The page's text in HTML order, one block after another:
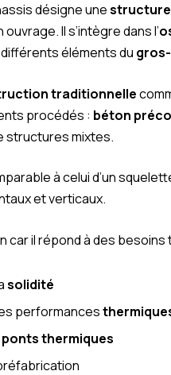
désigne une
Il s’intègre dans l’
éléments du
traditionnelle
procédés : béton
structures mixtes.
à celui d’un
et verticaux.
car il répond à des
solidité
performances
ponts thermiques